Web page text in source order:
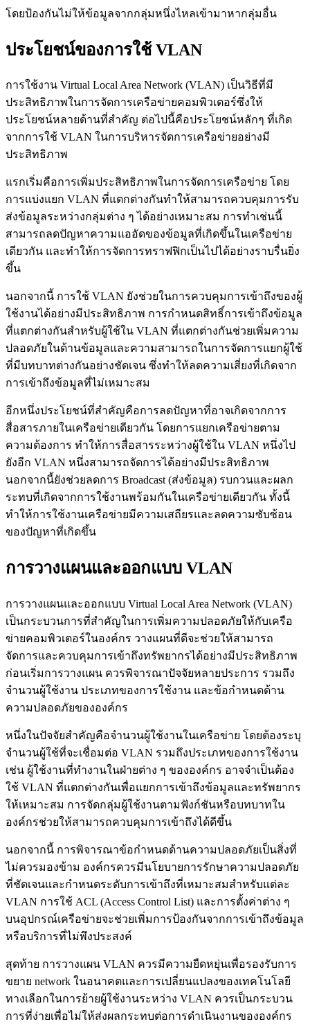
โดยป้องกันไม่ให้ข้อมูลจากกลุ่มหนึ่งไหลเข้ามาหากลุ่มอื่น
ประโยชน์ของการใช้ VLAN
การใช้งาน Virtual Local Area Network (VLAN) เป็นวิธีที่มี
ประสิทธิภาพในการจัดการเครือข่ายคอมพิวเตอร์ซึ่งให้
ประโยชน์หลายด้านที่สำคัญ ต่อไปนี้คือประโยชน์หลักๆ ที่เกิด
จากการใช้ VLAN ในการบริหารจัดการเครือข่ายอย่างมี
ประสิทธิภาพ
แรกเริ่มคือการเพิ่มประสิทธิภาพในการจัดการเครือข่าย โดย
การแบ่งแยก VLAN ที่แตกต่างกันทำให้สามารถควบคุมการรับ
ส่งข้อมูลระหว่างกลุ่มต่าง ๆ ได้อย่างเหมาะสม การทำเช่นนี้
สามารถลดปัญหาความแออัดของข้อมูลที่เกิดขึ้นในเครือข่าย
เดียวกัน และทำให้การจัดการทราฟฟิกเป็นไปได้อย่างราบรื่นยิ่ง
ขึ้น
นอกจากนี้ การใช้ VLAN ยังช่วยในการควบคุมการเข้าถึงของผู้
ใช้งานได้อย่างมีประสิทธิภาพ การกำหนดสิทธิ์การเข้าถึงข้อมูล
ที่แตกต่างกันสำหรับผู้ใช้ใน VLAN ที่แตกต่างกันช่วยเพิ่มความ
ปลอดภัยในด้านข้อมูลและความสามารถในการจัดการแยกผู้ใช้
ที่มีบทบาทต่างกันอย่างชัดเจน ซึ่งทำให้ลดความเสี่ยงที่เกิดจาก
การเข้าถึงข้อมูลที่ไม่เหมาะสม
อีกหนึ่งประโยชน์ที่สำคัญคือการลดปัญหาที่อาจเกิดจากการ
สื่อสารภายในเครือข่ายเดียวกัน โดยการแยกเครือข่ายตาม
ความต้องการ ทำให้การสื่อสารระหว่างผู้ใช้ใน VLAN หนึ่งไป
ยังอีก VLAN หนึ่งสามารถจัดการได้อย่างมีประสิทธิภาพ
นอกจากนี้ยังช่วยลดการ Broadcast (ส่งข้อมูล) รบกวนและผลก
ระทบที่เกิดจากการใช้งานพร้อมกันในเครือข่ายเดียวกัน ทั้งนี้
ทำให้การใช้งานเครือข่ายมีความเสถียรและลดความซับซ้อน
ของปัญหาที่เกิดขึ้น
การวางแผนและออกแบบ VLAN
การวางแผนและออกแบบ Virtual Local Area Network (VLAN)
เป็นกระบวนการที่สำคัญในการเพิ่มความปลอดภัยให้กับเครือ
ข่ายคอมพิวเตอร์ในองค์กร วางแผนที่ดีจะช่วยให้สามารถ
จัดการและควบคุมการเข้าถึงทรัพยากรได้อย่างมีประสิทธิภาพ
ก่อนเริ่มการวางแผน ควรพิจารณาปัจจัยหลายประการ รวมถึง
จำนวนผู้ใช้งาน ประเภทของการใช้งาน และข้อกำหนดด้าน
ความปลอดภัยขององค์กร
หนึ่งในปัจจัยสำคัญคือจำนวนผู้ใช้งานในเครือข่าย โดยต้องระบุ
จำนวนผู้ใช้ที่จะเชื่อมต่อ VLAN รวมถึงประเภทของการใช้งาน
เช่น ผู้ใช้งานที่ทำงานในฝ่ายต่าง ๆ ขององค์กร อาจจำเป็นต้อง
ใช้ VLAN ที่แตกต่างกันเพื่อแยกการเข้าถึงข้อมูลและทรัพยากร
ให้เหมาะสม การจัดกลุ่มผู้ใช้งานตามฟังก์ชันหรือบทบาทใน
องค์กรช่วยให้สามารถควบคุมการเข้าถึงได้ดีขึ้น
นอกจากนี้ การพิจารณาข้อกำหนดด้านความปลอดภัยเป็นสิ่งที่
ไม่ควรมองข้าม องค์กรควรมีนโยบายการรักษาความปลอดภัย
ที่ชัดเจนและกำหนดระดับการเข้าถึงที่เหมาะสมสำหรับแต่ละ
VLAN การใช้ ACL (Access Control List) และการตั้งค่าต่าง ๆ
บนอุปกรณ์เครือข่ายจะช่วยเพิ่มการป้องกันจากการเข้าถึงข้อมูล
หรือบริการที่ไม่พึงประสงค์
สุดท้าย การวางแผน VLAN ควรมีความยืดหยุ่นเพื่อรองรับการ
ขยาย network ในอนาคตและการเปลี่ยนแปลงของเทคโนโลยี
ทางเลือกในการย้ายผู้ใช้งานระหว่าง VLAN ควรเป็นกระบวน
การที่ง่ายเพื่อไม่ให้ส่งผลกระทบต่อการดำเนินงานขององค์กร